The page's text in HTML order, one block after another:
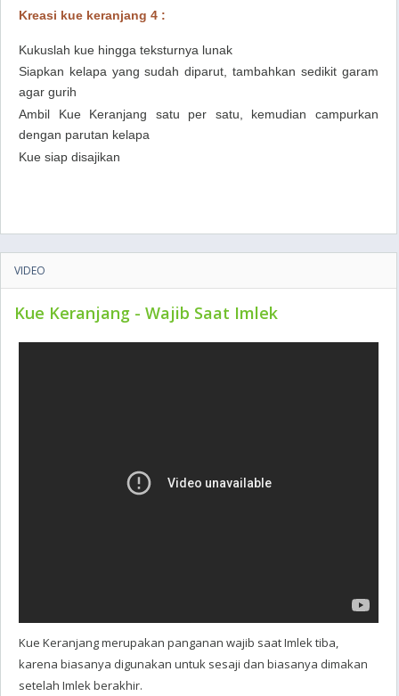
Kreasi kue keranjang 4 :
Kukuslah kue hingga teksturnya lunak
Siapkan kelapa yang sudah diparut, tambahkan sedikit garam
agar gurih
Ambil Kue Keranjang satu per satu, kemudian campurkan
dengan parutan kelapa
Kue siap disajikan
VIDEO
Kue Keranjang - Wajib Saat Imlek
Kue Keranjang merupakan panganan wajib saat Imlek tiba,
karena biasanya digunakan untuk sesaji dan biasanya dimakan
setelah Imlek berakhir.